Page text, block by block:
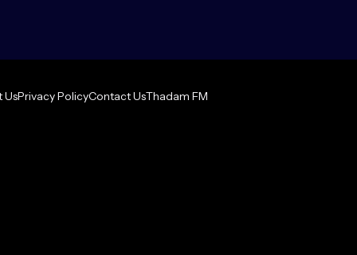
UsPrivacy PolicyContact UsThadam FM